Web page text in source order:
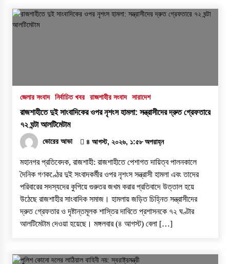
জেলার সংবাদ নির্বাচিত খবর রাজশাহীর সংবাদ সারাদেশ
রাজশাহীতে দুই সাংবাদিকের ওপর নৃশংস হামলা: সন্ত্রাসীদের দ্রুত গ্রেফতারে
৭২ ঘন্টা আলটিমেটাম
ভোরের আভা ৪ আগস্ট, ২০২৬, ১:৫৮ অপরাহ্ন
​মহানগর প্রতিবেদক, রাজশাহী: রাজশাহীতে পেশাগত দায়িত্ব পালনকালে
দৈনিক গণকণ্ঠের দুই সংবাদকর্মীর ওপর নৃশংস সন্ত্রাসী হামলা এবং তাদের
পরিবারের সদস্যদের কুপিয়ে গুরুতর জখম করার প্রতিবাদে উত্তাল হয়ে
উঠেছে রাজশাহীর সাংবাদিক সমাজ। হামলায় জড়িত চিহ্নিত সন্ত্রাসীদের
দ্রুত গ্রেফতার ও দৃষ্টান্তমূলক শাস্তির দাবিতে প্রশাসনকে ৭২ ঘণ্টার
আলটিমেটাম দেওয়া হয়েছে। ​মঙ্গলবার (৪ আগস্ট) বেলা […]